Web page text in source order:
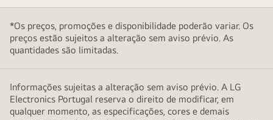
conta
risco
de
terceiros.
Visite
https://www.omdia.com/
*Os preços, promoções e disponibilidade poderão variar. Os
preços estão sujeitos a alteração sem aviso prévio. As
quantidades são limitadas.
Informações sujeitas a alteração sem aviso prévio. A LG
Electronics Portugal reserva o direito de modificar, em
qualquer momento, as especificações, cores e demais